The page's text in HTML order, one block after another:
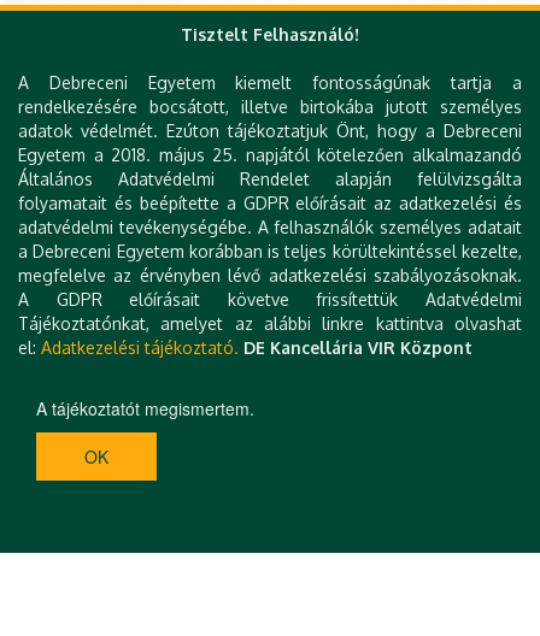
Deli Mária (Szegedi Biológiai Kutatóközpont, Szeged)
Biopharmácia Tanszék)
Hegedűs Csaba (Debreceni Egyetem,
Fogorvostudományi Kar, Debrecen)
Simonné Sarkadi Lívia (Szent István Egyetem,
Élelmiszertudományi Kar, Budapest)
Vértessy Beáta (Budapesti Műszaki és
Gazdaságtudományi Egyetem, Budapest)
Tisztelt Felhasználó!
A Debreceni Egyetem kiemelt fontosságúnak tartja a
rendelkezésére bocsátott, illetve birtokába jutott személyes
adatok védelmét. Ezúton tájékoztatjuk Önt, hogy a Debreceni
Egyetem a 2018. május 25. napjától kötelezően alkalmazandó
Általános Adatvédelmi Rendelet alapján felülvizsgálta
folyamatait és beépítette a GDPR előírásait az adatkezelési és
adatvédelmi tevékenységébe. A felhasználók személyes adatait
a Debreceni Egyetem korábban is teljes körültekintéssel kezelte,
megfelelve az érvényben lévő adatkezelési szabályozásoknak.
A GDPR előírásait követve frissítettük Adatvédelmi
Tájékoztatónkat, amelyet az alábbi linkre kattintva olvashat
el: Adatkezelési tájékoztató. DE Kancellária VIR Központ
A tájékoztatót megismertem.
OK